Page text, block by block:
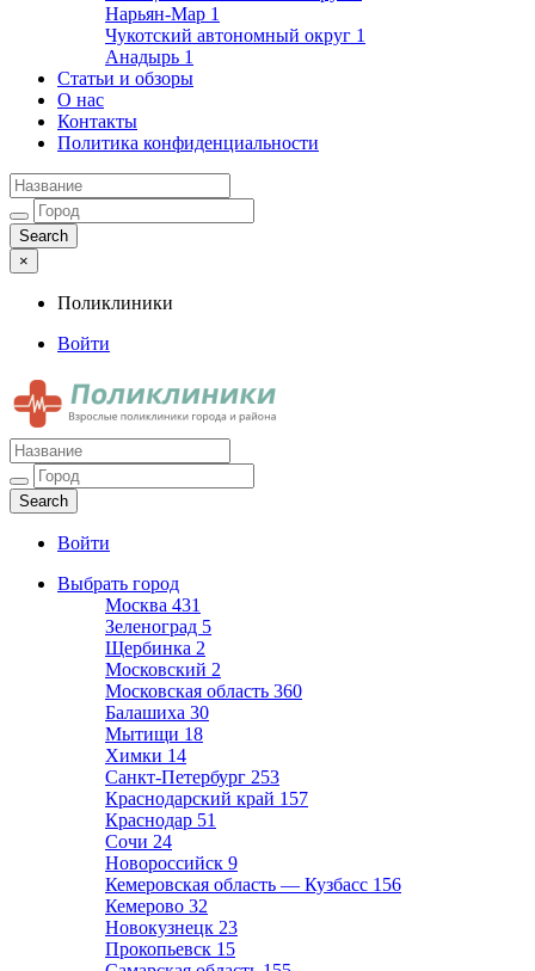
Нарьян-Мар 1
Чукотский автономный округ 1
Анадырь 1
Статьи и обзоры
О нас
Контакты
Политика конфиденциальности
×
Поликлиники
Войти
Поликлиники
Взрослые поликлиники города и района
Войти
Выбрать город
Москва 431
Зеленоград 5
Щербинка 2
Московский 2
Московская область 360
Балашиха 30
Мытищи 18
Химки 14
Санкт-Петербург 253
Краснодарский край 157
Краснодар 51
Сочи 24
Новороссийск 9
Кемеровская область — Кузбасс 156
Кемерово 32
Новокузнецк 23
Прокопьевск 15